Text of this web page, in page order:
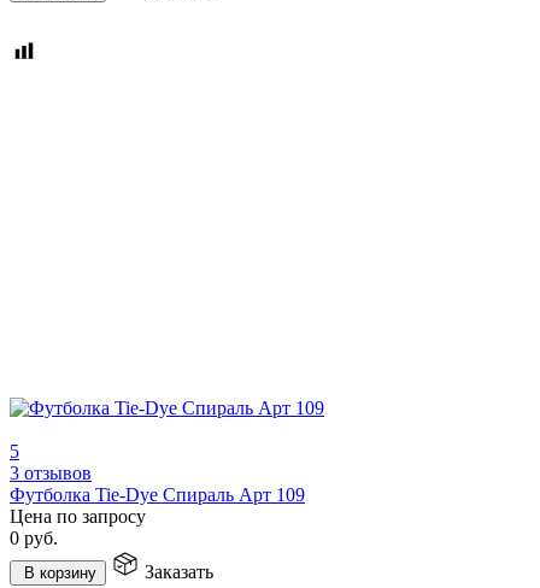
5
3 отзывов
Футболка Tie-Dye Спираль Арт 109
Цена по запросу
0 руб.
В корзину Заказать